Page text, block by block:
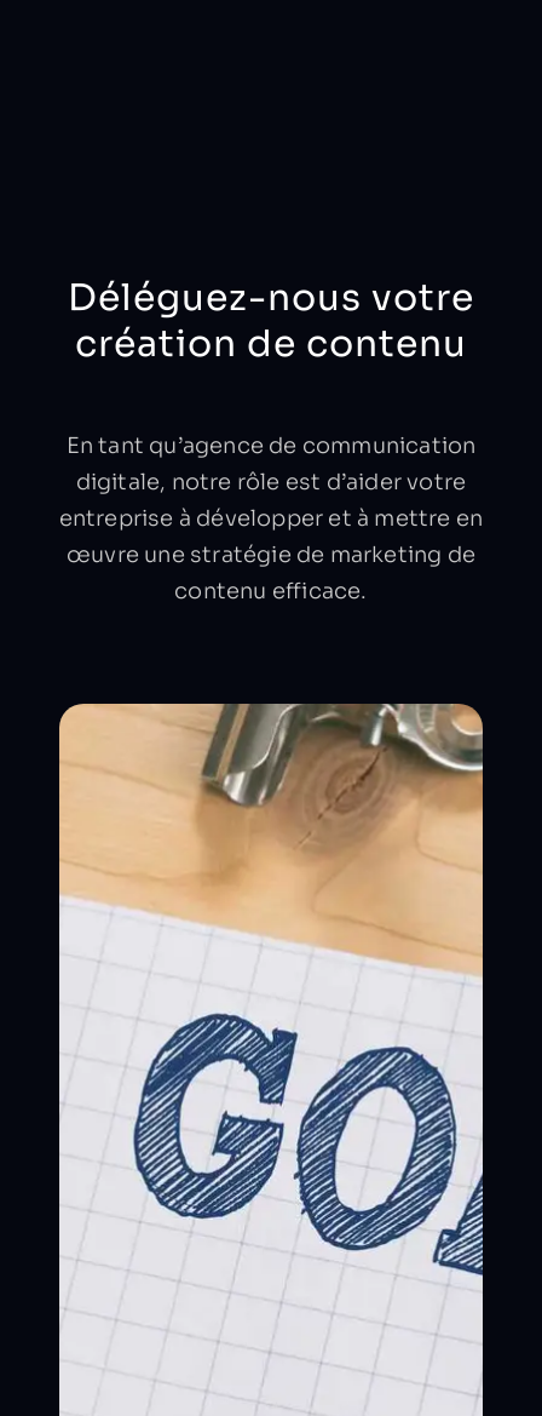
Déléguez-nous votre
création de contenu
En tant qu’agence de communication
digitale, notre rôle est d’aider votre
entreprise à développer et à mettre en
œuvre une stratégie de marketing de
contenu efficace.